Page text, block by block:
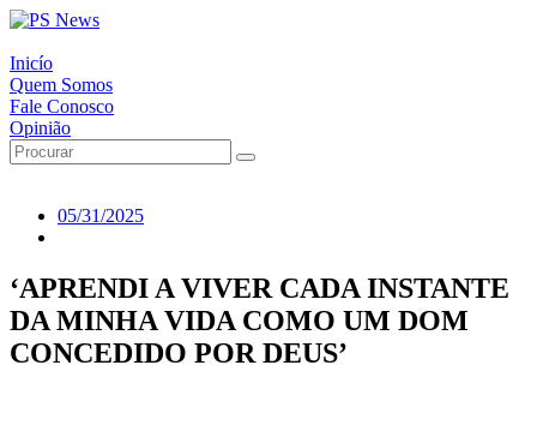
Inicío
Quem Somos
Fale Conosco
Opinião
05/31/2025
‘APRENDI A VIVER CADA INSTANTE
DA MINHA VIDA COMO UM DOM
CONCEDIDO POR DEUS’